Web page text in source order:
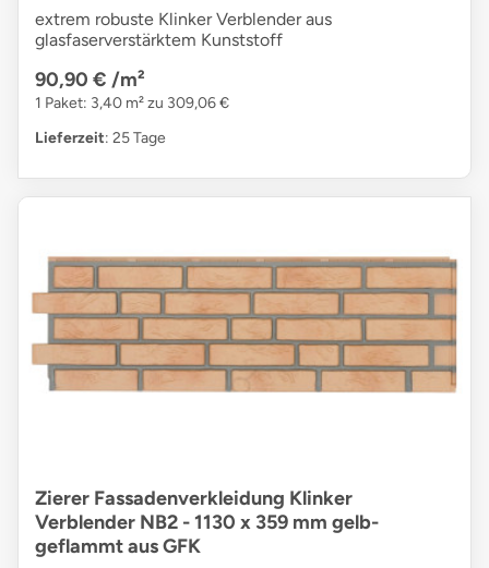
extrem robuste Klinker Verblender aus
glasfaserverstärktem Kunststoff
90,90 € /m²
1 Paket: 3,40 m² zu 309,06 €
Lieferzeit: 25 Tage
Zierer Fassadenverkleidung Klinker
Verblender NB2 - 1130 x 359 mm gelb-
geflammt aus GFK